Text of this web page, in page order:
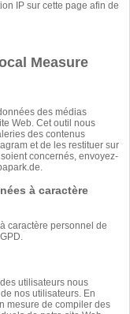
IP sur cette page afin de
Measure
des médias
Web. Cet outil nous
des contenus
et de les restituer sur
concernés, envoyez-
à caractère
caractère personnel de
utilisateurs nous
nos utilisateurs. En
mesure de compiler des